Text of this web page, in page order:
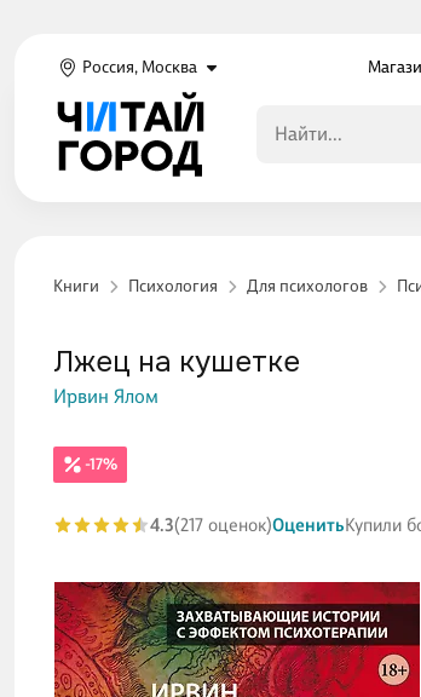
Россия, Москва
Книги Психология Для психологов
-17%
Лжец на кушетке
Ирвин Ялом
4.3(217 оценок)ОценитьКупили